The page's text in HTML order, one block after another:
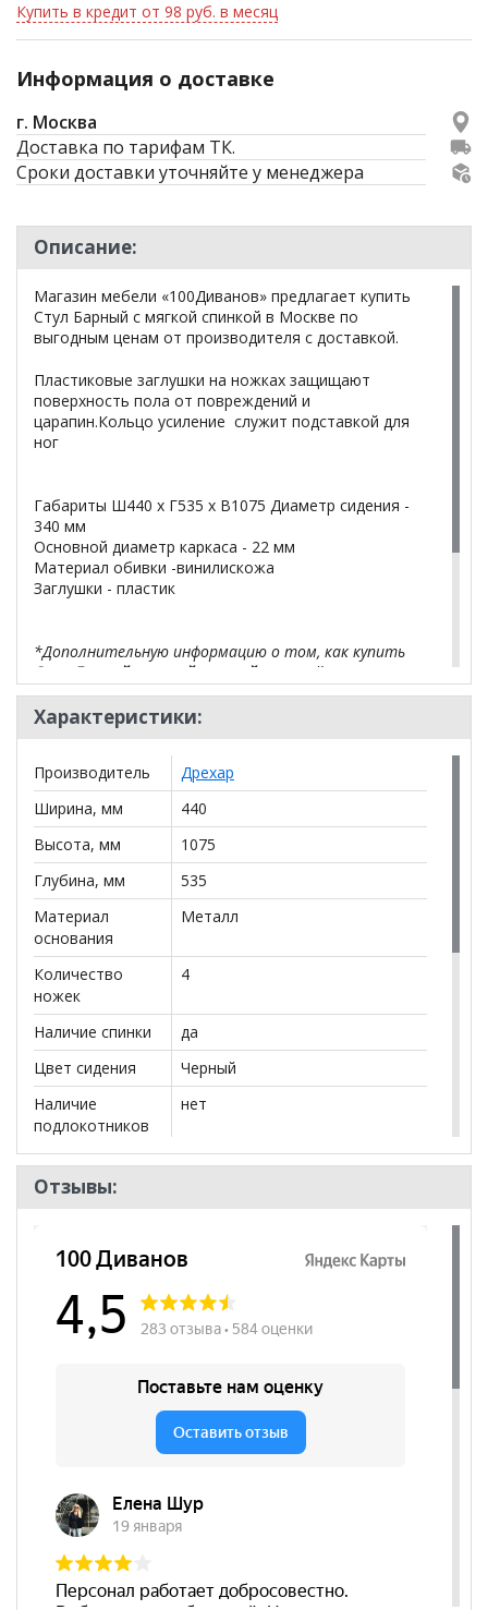
Купить в кредит от 98 руб. в месяц
Информация о доставке
г. Москва
Доставка по тарифам ТК.
Сроки доставки уточняйте у менеджера
Описание:
Магазин мебели «100Диванов» предлагает купить
Стул Барный с мягкой спинкой в Москве по
выгодным ценам от производителя с доставкой.
Пластиковые заглушки на ножках защищают
поверхность пола от повреждений и
царапин.Кольцо усиление служит подставкой для
ног
Габариты Ш440 х Г535 х В1075 Диаметр сидения -
340 мм
Основной диаметр каркаса - 22 мм
Материал обивки -винилискожа
Заглушки - пластик
*Дополнительную информацию о том, как купить
Стул Барный с мягкой спинкойуточняйте у нашего
менеджера по телефону+79292022735.
**Цены на официальном сайте100диванов.com
действительны только для интернет-магазина
могут отличаться от цен в розничных магазинах-
салонах сети!
Характеристики:
Производитель
Дрехар
Ширина, мм
440
Высота, мм
1075
Глубина, мм
535
Материал
основания
Металл
Количество
ножек
4
Наличие спинки
да
Цвет сидения
Черный
Наличие
подлокотников
нет
Размер
440*1075*535
Регулировка по
Цвет основания
Черный
Материал
сиденья
Винилискожа
Современный
Отзывы: